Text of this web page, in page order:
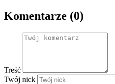
Komentarze (0)
Treść
Twój nick